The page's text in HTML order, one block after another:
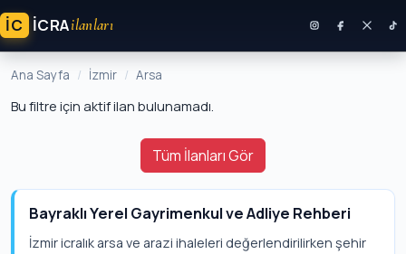
İC ICRAilanları
Ana Sayfa İzmir Arsa
Bu filtre için aktif ilan bulunamadı.
Tüm İlanları Gör
Bayraklı Yerel Gayrimenkul ve Adliye Rehberi
İzmir icralık arsa ve arazi ihaleleri değerlendirilirken şehir